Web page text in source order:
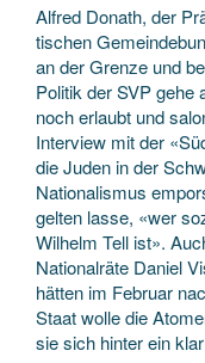
Alfred Donath, der
tischen
an der Grenze und
Politik der SVP gehe
noch erlaubt und
Interview mit der
die Juden in der
Nationalismus
gelten lasse, «wer
Wilhelm Tell ist».
Nationalräte Daniel
hätten im Februar
Staat wolle die
sie sich hinter ein